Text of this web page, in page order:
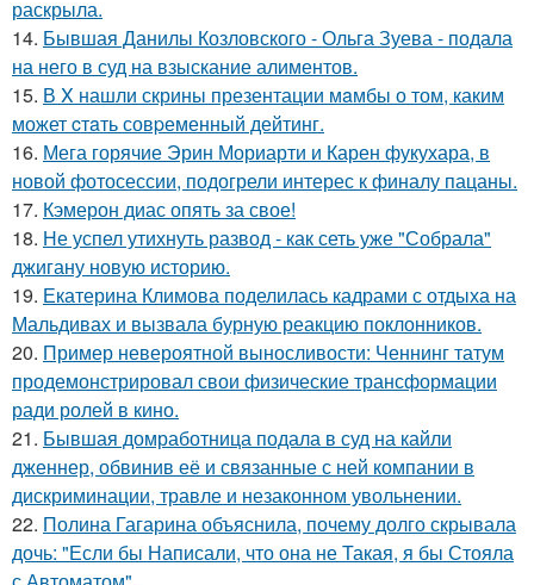
раскрыла.
14. Бывшая Данилы Козловского - Ольга Зуева - подала
на него в суд на взыскание алиментов.
15. В X нашли скрины презентации мaмбы о том, каким
может cтaть совpеменный дейтинг.
16. Мега горячие Эрин Мориарти и Карен фукухара, в
новой фотосессии, подогрели интерес к финалу пацаны.
17. Кэмерон диас опять за свое!
18. Не успел утихнуть развод - как сеть уже "Собрала"
джигану новую историю.
19. Екатерина Климова поделилась кадрами с отдыха на
Мальдивах и вызвала бурную реакцию поклонников.
20. Пример невероятной выносливости: Ченнинг татум
продемонстрировал свои физические трансформации
ради ролей в кино.
21. Бывшая домработница подала в суд на кайли
дженнер, обвинив её и связанные с ней компании в
дискриминации, травле и незаконном увольнении.
22. Полина Гагарина объяснила, почему долго скрывала
дочь: "Если бы Написали, что она не Такая, я бы Стояла